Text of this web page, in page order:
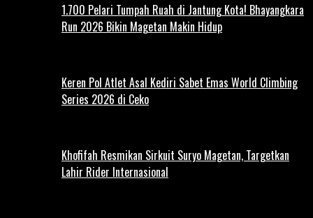
1.700 Pelari Tumpah Ruah di Jantung Kota! Bhayangkara
Run 2026 Bikin Magetan Makin Hidup
Keren Pol Atlet Asal Kediri Sabet Emas World Climbing
Series 2026 di Ceko
Khofifah Resmikan Sirkuit Suryo Magetan, Targetkan
Lahir Rider Internasional